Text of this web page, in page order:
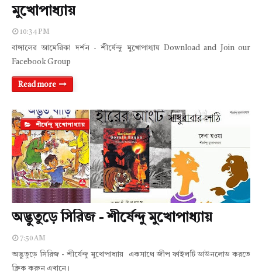
মুখোপাধ্যায়
10:34 PM
বাঙ্গালের আমেরিকা দর্শন - শীর্ষেন্দু মুখোপাধ্যায় Download and Join our
Facebook Group
Read more
শীর্ষেন্দু মুখোপাধ্যায়
অদ্ভুতুড়ে সিরিজ - শীর্ষেন্দু মুখোপাধ্যায়
7:50 AM
অদ্ভুতুড়ে সিরিজ - শীর্ষেন্দু মুখোপাধ্যায় একসাথে জীপ ফাইলটি ডাউনলোড করতে
ক্লিক করুন এখানে।